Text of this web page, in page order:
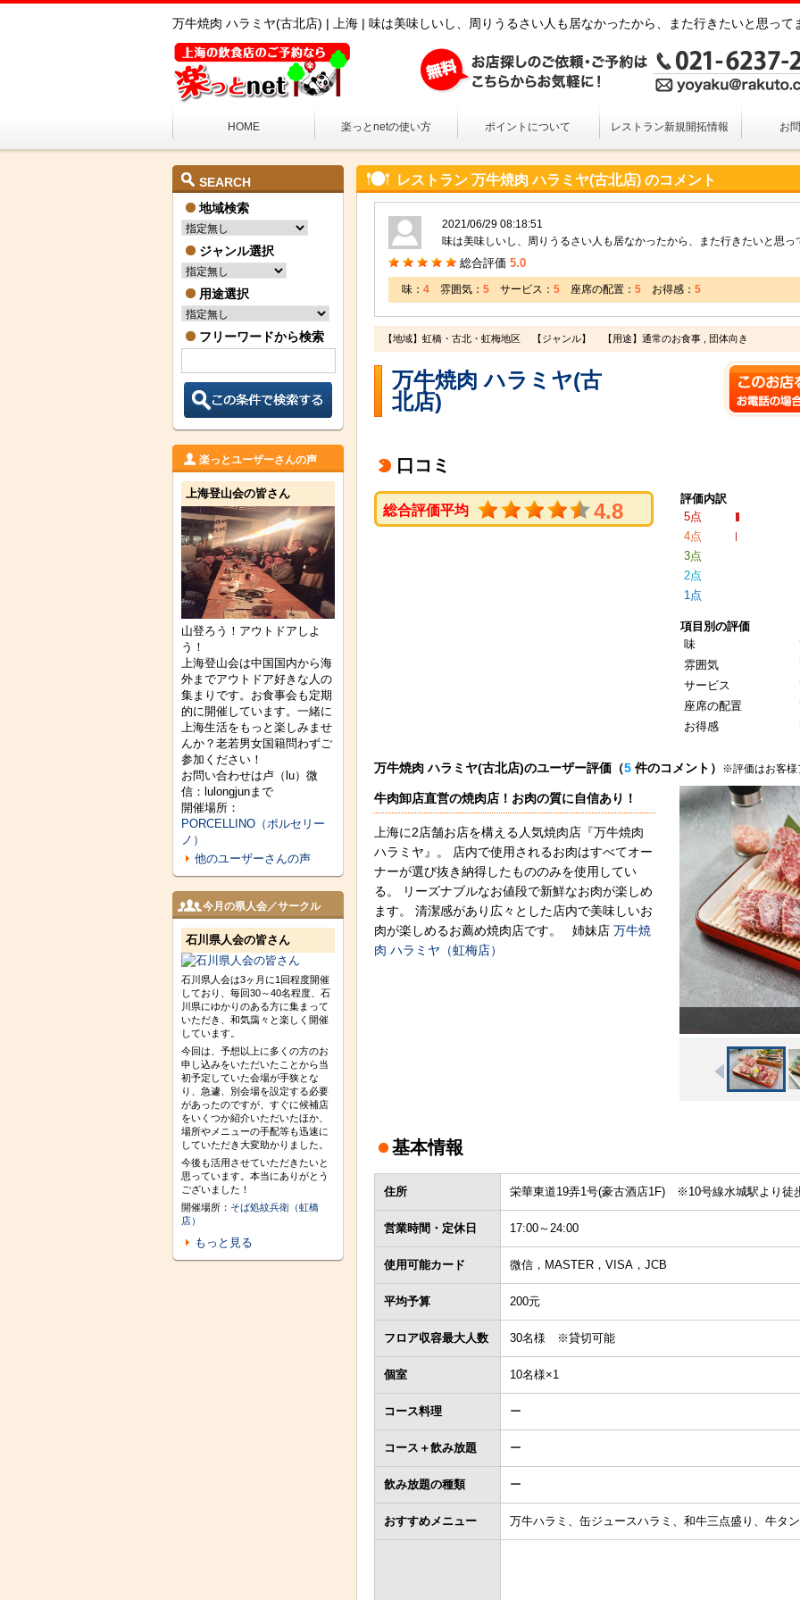
万牛焼肉 ハラミヤ(古北店) | 上海 | 味は美味しいし、周りうるさい人も居なかったから、また行きたいと思って
HOME 楽っとnetの使い方 ポイントについて レストラン新規開拓情報 お
SEARCH
地域検索
ジャンル選択
用途選択
フリーワードから検索
楽っとユーザーさんの声
上海登山会の皆さん
山登ろう！アウトドアしよ
う！
上海登山会は中国国内から海
外までアウトドア好きな人の
集まりです。お食事会も定期
的に開催しています。一緒に
上海生活をもっと楽しみませ
んか？老若男女国籍問わずご
参加ください！
お問い合わせは卢（lu）微
信：lulongjunまで
開催場所：
PORCELLINO（ポルセリー
ノ）
他のユーザーさんの声
今月の県人会／サークル
石川県人会の皆さん
石川県人会は3ヶ月に1回程度開催
しており、毎回30～40名程度、石
川県にゆかりのある方に集まって
いただき、和気藹々と楽しく開催
しています。
今回は、予想以上に多くの方のお
申し込みをいただいたことから当
初予定していた会場が手狭とな
り、急遽、別会場を設定する必要
があったのですが、すぐに候補店
をいくつか紹介いただいたほか、
場所やメニューの手配等も迅速に
していただき大変助かりました。
今後も活用させていただきたいと
思っています。本当にありがとう
ございました！
開催場所： そば処紋兵衛（虹橋
店）
もっと見る
レストラン 万牛焼肉 ハラミヤ(古北店) のコメント
2021/06/29 08:18:51
味は美味しいし、周りうるさい人も居なかったから、また行きたいと思っ
総合評価 5.0
味： 4 雰囲気： 5 サービス： 5 座席の配置： 5 お得感： 5
【地域】虹橋・古北・虹梅地区 【ジャンル】 【用途】通常のお食事 , 団体向き
万牛焼肉 ハラミヤ(古
北店)
口コミ
総合評価平均 4.8
評価内訳
5点
4点
3点
2点
1点
項目別の評価
味
雰囲気
サービス
座席の配置
お得感
万牛焼肉 ハラミヤ(古北店)のユーザー評価（5 件のコメント） ※評価はお客様
牛肉卸店直営の焼肉店！お肉の質に自信あり！
上海に2店舗お店を構える人気焼肉店『万牛焼肉
ハラミヤ』。 店内で使用されるお肉はすべてオー
ナーが選び抜き納得したもののみを使用してい
る。 リーズナブルなお値段で新鮮なお肉が楽しめ
ます。 清潔感があり広々とした店内で美味しいお
肉が楽しめるお薦め焼肉店です。 姉妹店 万牛焼
肉 ハラミヤ（虹梅店）
基本情報
住所 栄華東道19弄1号(豪古酒店1F) ※10号線水城駅より徒
営業時間・定休日 17:00～24:00
使用可能カード 微信，MASTER，VISA，JCB
平均予算 200元
フロア収容最大人数 30名様 ※貸切可能
個室 10名様×1
コース料理 ー
コース＋飲み放題 ー
飲み放題の種類 ー
おすすめメニュー 万牛ハラミ、缶ジュースハラミ、和牛三点盛り、牛タ